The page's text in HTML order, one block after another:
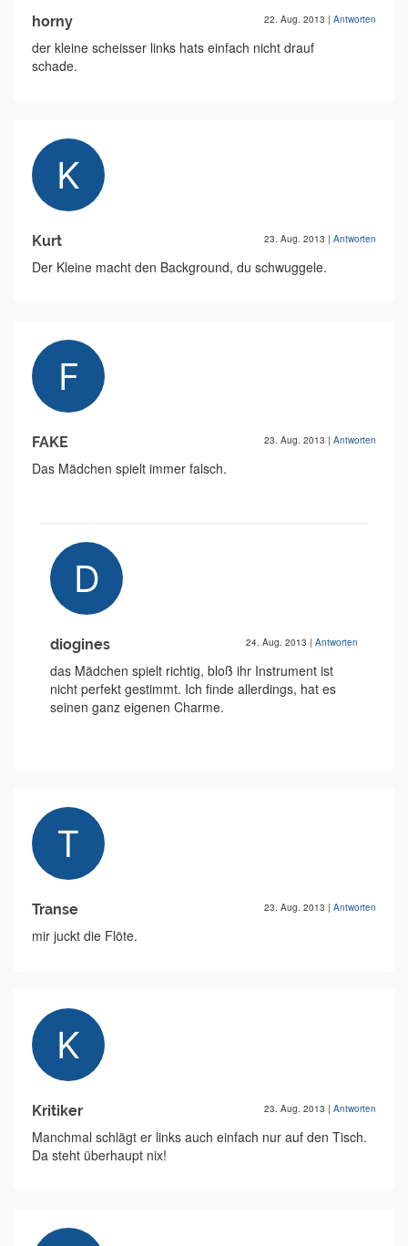
horny 22. Aug. 2013 | Antworten
der kleine scheisser links hats einfach nicht drauf
schade.
Kurt 23. Aug. 2013 | Antworten
Der Kleine macht den Background, du schwuggele.
FAKE 23. Aug. 2013 | Antworten
Das Mädchen spielt immer falsch.
diogines 24. Aug. 2013 | Antworten
das Mädchen spielt richtig, bloß ihr Instrument ist
nicht perfekt gestimmt. Ich finde allerdings, hat es
seinen ganz eigenen Charme.
Transe 23. Aug. 2013 | Antworten
mir juckt die Flöte.
Kritiker 23. Aug. 2013 | Antworten
Manchmal schlägt er links auch einfach nur auf den Tisch.
Da steht überhaupt nix!